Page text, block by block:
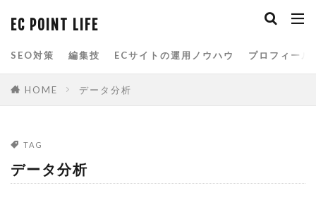
EC POINT LIFE
SEO対策 編集技 ECサイトの運用ノウハウ プロフィール
HOME データ分析
TAG
データ分析
Yahoo!ストアクリエイターpro
お買い物マラソン
サービスクーポン参加
スマホ スマートフォン